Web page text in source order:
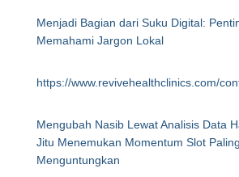
Menjadi Bagian dari Suku Digital:
Memahami Jargon Lokal
https://www.revivehealthclinics.com/
Mengubah Nasib Lewat Analisis Data
Jitu Menemukan Momentum Slot Paling
Menguntungkan